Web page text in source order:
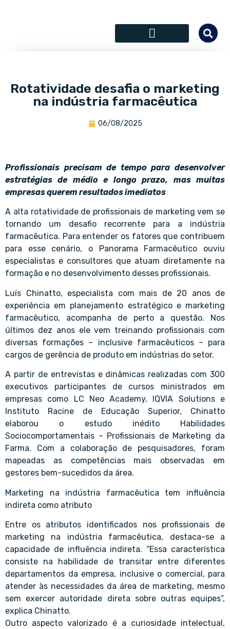
Rotatividade desafia o marketing
na indústria farmacêutica
06/08/2025
Profissionais precisam de tempo para desenvolver
estratégias de médio e longo prazo, mas muitas
empresas querem resultados imediatos
A alta rotatividade de profissionais de marketing vem se
tornando um desafio recorrente para a indústria
farmacêutica. Para entender os fatores que contribuem
para esse cenário, o Panorama Farmacêutico ouviu
especialistas e consultores que atuam diretamente na
formação e no desenvolvimento desses profissionais.
Luís Chinatto, especialista com mais de 20 anos de
experiência em planejamento estratégico e marketing
farmacêutico, acompanha de perto a questão. Nos
últimos dez anos ele vem treinando profissionais com
diversas formações – inclusive farmacêuticos – para
cargos de gerência de produto em indústrias do setor.
A partir de entrevistas e dinâmicas realizadas com 300
executivos participantes de cursos ministrados em
empresas como LC Neo Academy, IQVIA Solutions e
Instituto Racine de Educação Superior, Chinatto
elaborou o estudo inédito Habilidades
Sociocomportamentais – Profissionais de Marketing da
Farma. Com a colaboração de pesquisadores, foram
mapeadas as competências mais observadas em
gestores bem-sucedidos da área.
Marketing na indústria farmacêutica tem influência
indireta como atributo
Entre os atributos identificados nos profissionais de
marketing na indústria farmacêutica, destaca-se a
capacidade de influência indireta. “Essa característica
consiste na habilidade de transitar entre diferentes
departamentos da empresa, inclusive o comercial, para
atender às necessidades da área de marketing, mesmo
sem exercer autoridade direta sobre outras equipes”,
explica Chinatto.
Outro aspecto valorizado é a curiosidade intelectual,